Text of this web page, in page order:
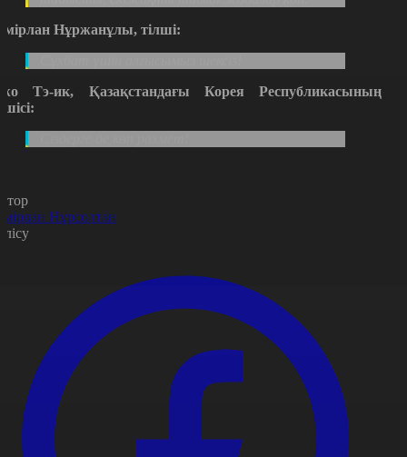
Нұржанұлы, тілші:
Тэ-ик, Қазақстандағы Корея Республикасының
Нұрсолтан